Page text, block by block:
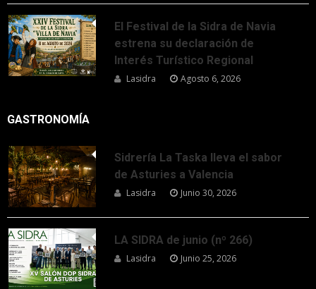
El Festival de la Sidra de Navia
estrena su declaración de
Interés Turístico Regional
Lasidra Agosto 6, 2026
GASTRONOMÍA
Sidrería La Taska lleva el sabor
de Asturies a Valencia
Lasidra Junio 30, 2026
LA SIDRA de junio (nº 266)
Lasidra Junio 25, 2026